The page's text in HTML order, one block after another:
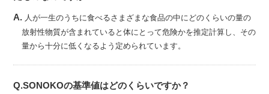
A. 人が一生のうちに食べるさまざまな食品の中にどのくらいの量の
放射性物質が含まれていると体にとって危険かを推定計算し、その
量から十分に低くなるよう定められています。
Q.SONOKOの基準値はどのくらいですか？